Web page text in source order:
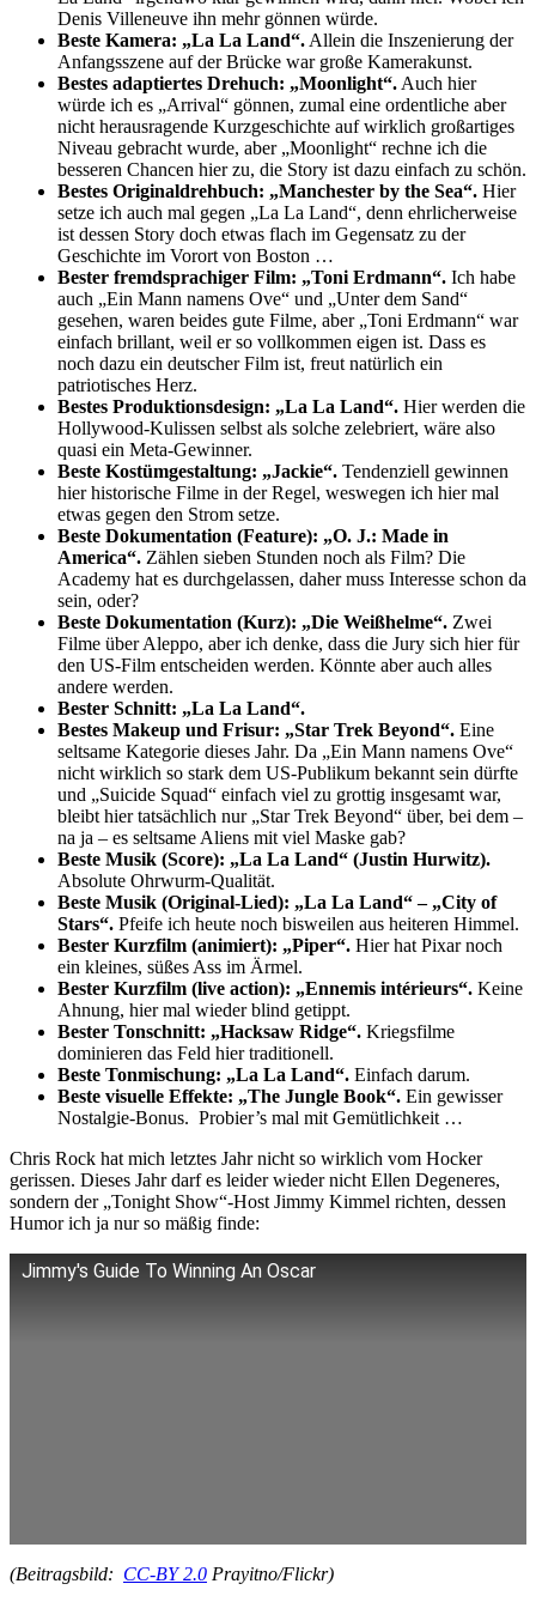
Denis Villeneuve ihn mehr gönnen würde.
Beste Kamera: „La La Land“. Allein die Inszenierung der
Anfangsszene auf der Brücke war große Kamerakunst.
Bestes adaptiertes Drehuch: „Moonlight“. Auch hier
würde ich es „Arrival“ gönnen, zumal eine ordentliche aber
nicht herausragende Kurzgeschichte auf wirklich großartiges
Niveau gebracht wurde, aber „Moonlight“ rechne ich die
besseren Chancen hier zu, die Story ist dazu einfach zu schön.
Bestes Originaldrehbuch: „Manchester by the Sea“. Hier
setze ich auch mal gegen „La La Land“, denn ehrlicherweise
ist dessen Story doch etwas flach im Gegensatz zu der
Geschichte im Vorort von Boston …
Bester fremdsprachiger Film: „Toni Erdmann“. Ich habe
auch „Ein Mann namens Ove“ und „Unter dem Sand“
gesehen, waren beides gute Filme, aber „Toni Erdmann“ war
einfach brillant, weil er so vollkommen eigen ist. Dass es
noch dazu ein deutscher Film ist, freut natürlich ein
patriotisches Herz.
Bestes Produktionsdesign: „La La Land“. Hier werden die
Hollywood-Kulissen selbst als solche zelebriert, wäre also
quasi ein Meta-Gewinner.
Beste Kostümgestaltung: „Jackie“. Tendenziell gewinnen
hier historische Filme in der Regel, weswegen ich hier mal
etwas gegen den Strom setze.
Beste Dokumentation (Feature): „O. J.: Made in
America“. Zählen sieben Stunden noch als Film? Die
Academy hat es durchgelassen, daher muss Interesse schon da
sein, oder?
Beste Dokumentation (Kurz): „Die Weißhelme“. Zwei
Filme über Aleppo, aber ich denke, dass die Jury sich hier für
den US-Film entscheiden werden. Könnte aber auch alles
andere werden.
Bester Schnitt: „La La Land“.
Bestes Makeup und Frisur: „Star Trek Beyond“. Eine
seltsame Kategorie dieses Jahr. Da „Ein Mann namens Ove“
nicht wirklich so stark dem US-Publikum bekannt sein dürfte
und „Suicide Squad“ einfach viel zu grottig insgesamt war,
bleibt hier tatsächlich nur „Star Trek Beyond“ über, bei dem –
na ja – es seltsame Aliens mit viel Maske gab?
Beste Musik (Score): „La La Land“ (Justin Hurwitz).
Absolute Ohrwurm-Qualität.
Beste Musik (Original-Lied): „La La Land“ – „City of
Stars“. Pfeife ich heute noch bisweilen aus heiteren Himmel.
Bester Kurzfilm (animiert): „Piper“. Hier hat Pixar noch
ein kleines, süßes Ass im Ärmel.
Bester Kurzfilm (live action): „Ennemis intérieurs“. Keine
Ahnung, hier mal wieder blind getippt.
Bester Tonschnitt: „Hacksaw Ridge“. Kriegsfilme
dominieren das Feld hier traditionell.
Beste Tonmischung: „La La Land“. Einfach darum.
Beste visuelle Effekte: „The Jungle Book“. Ein gewisser
Nostalgie-Bonus. Probier’s mal mit Gemütlichkeit …
Chris Rock hat mich letztes Jahr nicht so wirklich vom Hocker
gerissen. Dieses Jahr darf es leider wieder nicht Ellen Degeneres,
sondern der „Tonight Show“-Host Jimmy Kimmel richten, dessen
Humor ich ja nur so mäßig finde:
Jimmy's Guide To Winning An Oscar
(Beitragsbild: CC-BY 2.0 Prayitno/Flickr)